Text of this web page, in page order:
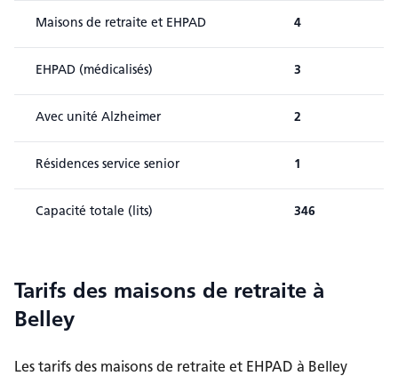
Maisons de retraite et EHPAD 4
EHPAD (médicalisés) 3
Avec unité Alzheimer 2
Résidences service senior 1
Capacité totale (lits) 346
Tarifs des maisons de retraite à
Belley
Les tarifs des maisons de retraite et EHPAD à Belley